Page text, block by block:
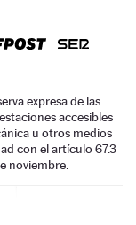
expresa de las
accesibles
u otros medios
con el artículo 67.3
noviembre.